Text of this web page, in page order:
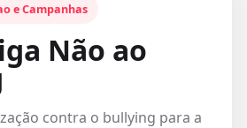
e Campanhas
Não ao
contra o bullying para a